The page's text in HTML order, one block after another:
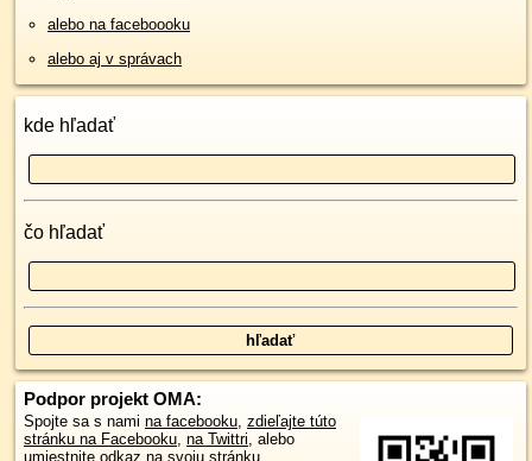
alebo na faceboooku
alebo aj v správach
kde hľadať
čo hľadať
Podpor projekt OMA:
Spojte sa s nami na facebooku, zdieľajte túto
stránku na Facebooku, na Twittri, alebo
umiestnite odkaz na svoju stránku.